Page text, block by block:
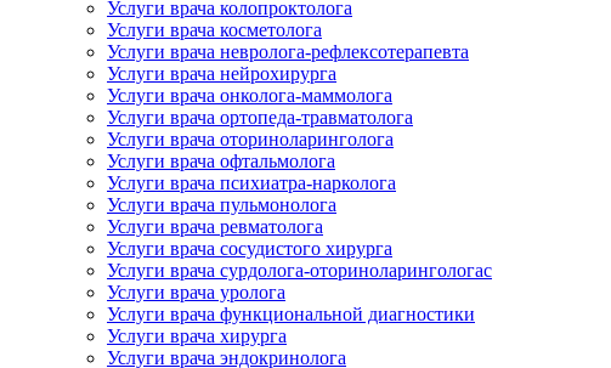
Услуги врача колопроктолога
Услуги врача косметолога
Услуги врача невролога-рефлексотерапевта
Услуги врача нейрохирурга
Услуги врача онколога-маммолога
Услуги врача ортопеда-травматолога
Услуги врача оториноларинголога
Услуги врача офтальмолога
Услуги врача психиатра-нарколога
Услуги врача пульмонолога
Услуги врача ревматолога
Услуги врача сосудистого хирурга
Услуги врача сурдолога-оториноларингологас
Услуги врача уролога
Услуги врача функциональной диагностики
Услуги врача хирурга
Услуги врача эндокринолога